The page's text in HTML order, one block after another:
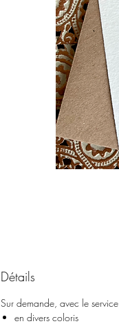
Détails
Sur demande, avec le
en divers coloris